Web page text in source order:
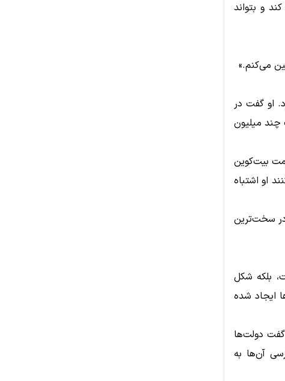
و بتواند
می‌کنم.»
او گفت در
بود، تصمیم گرفت چند میلیون
بیت‌کوین
کنند او اشتباه
در سخت‌ترین
بلکه شکل
ایجاد شده
گفت دولت‌ها
آن‌ها به